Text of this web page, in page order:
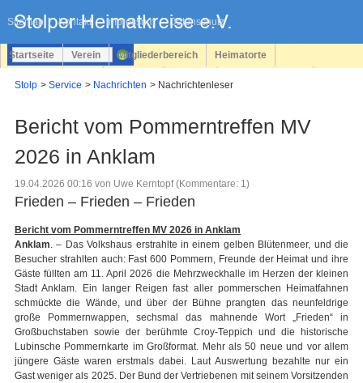
Sitemap Kontakt Impressum Datenschutz
überspringen
Startseite Verein Mitgliederbereich Heimatorte
Stolp Service Nachrichten Nachrichtenleser
Bericht vom Pommerntreffen MV
2026 in Anklam
19.04.2026 00:16 von Uwe Kerntopf (Kommentare: 1)
Frieden – Frieden – Frieden
Bericht vom Pommerntreffen MV 2026 in Anklam
Anklam. – Das Volkshaus erstrahlte in einem gelben Blütenmeer, und die
Besucher strahlten auch: Fast 600 Pommern, Freunde der Heimat und ihre
Gäste füllten am 11. April 2026 die Mehrzweckhalle im Herzen der kleinen
Stadt Anklam. Ein langer Reigen fast aller pommerschen Heimatfahnen
schmückte die Wände, und über der Bühne prangten das neunfeldrige
große Pommernwappen, sechsmal das mahnende Wort „Frieden“ in
Großbuchstaben sowie der berühmte Croy-Teppich und die historische
Lubinsche Pommernkarte im Großformat. Mehr als 50 neue und vor allem
jüngere Gäste waren erstmals dabei. Laut Auswertung bezahlte nur ein
Gast weniger als 2025. Der Bund der Vertriebenen mit seinem Vorsitzenden